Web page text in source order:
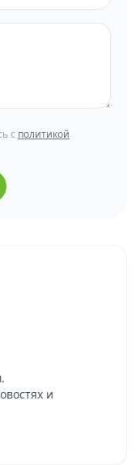
и
с политикой